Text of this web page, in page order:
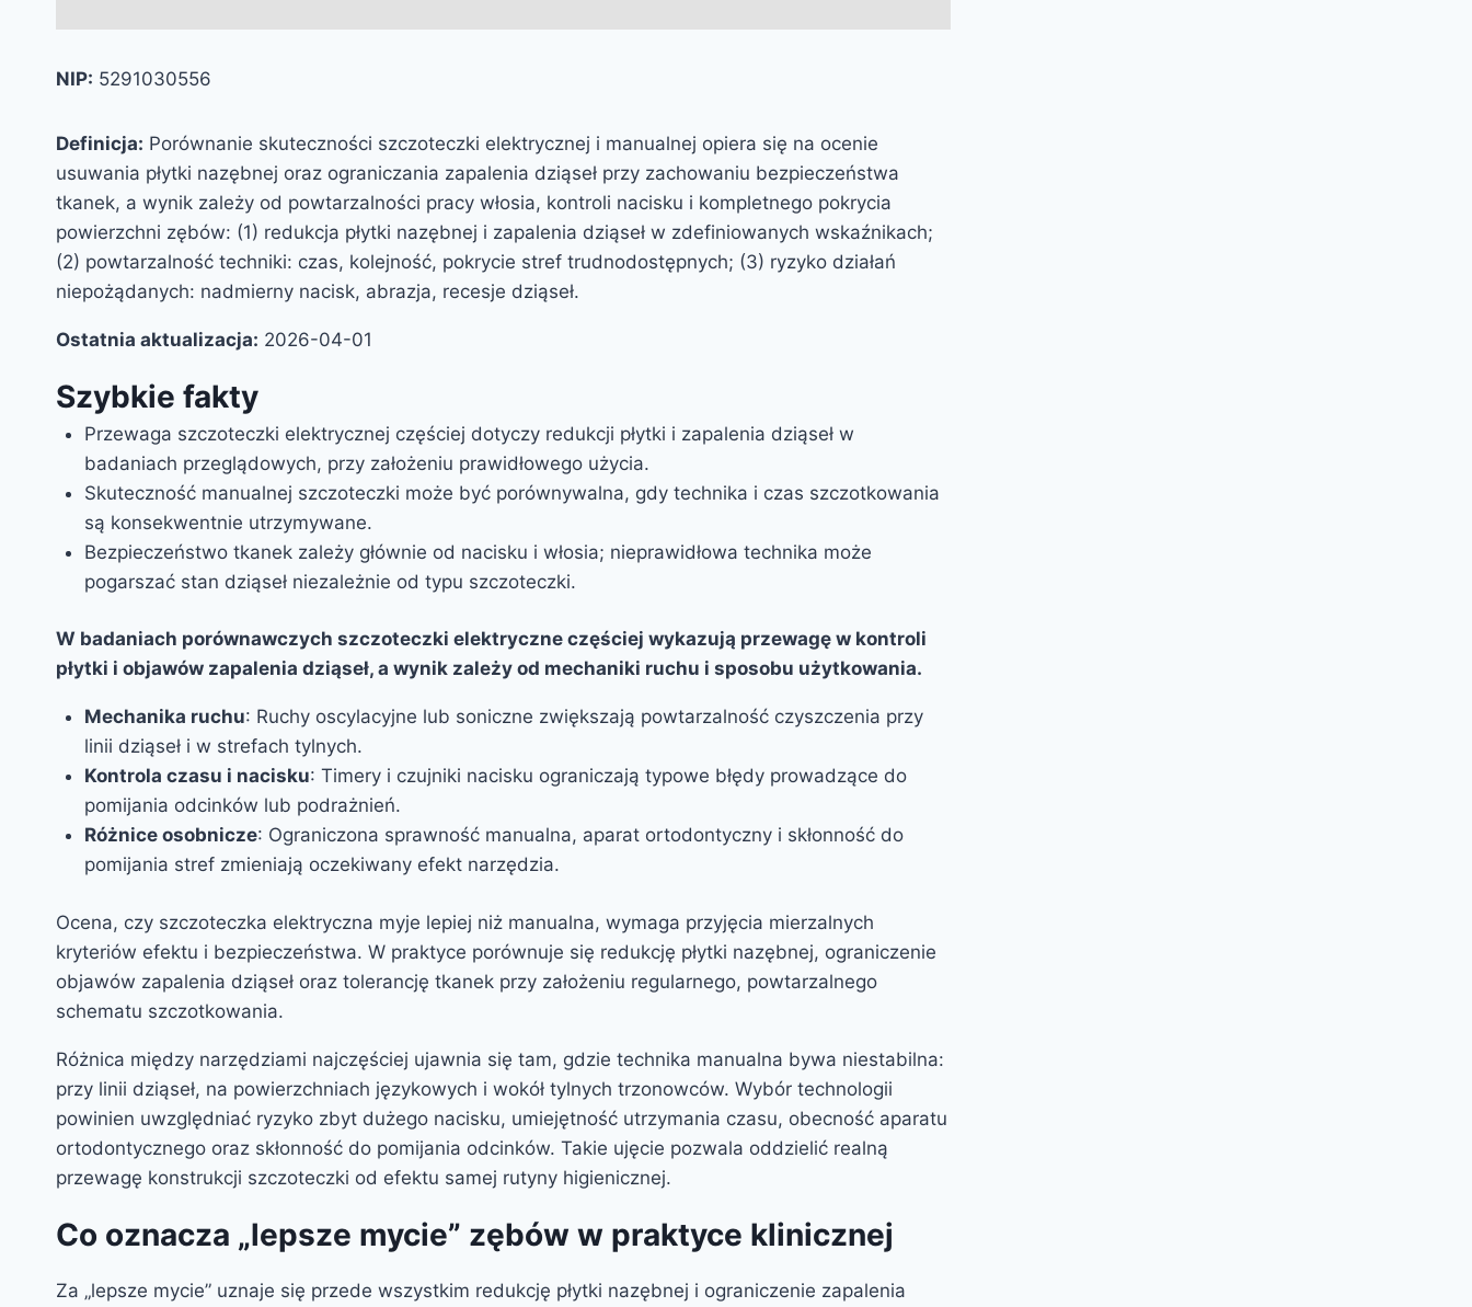
NIP: 5291030556
Definicja: Porównanie skuteczności szczoteczki elektrycznej i manualnej opiera się na ocenie
usuwania płytki nazębnej oraz ograniczania zapalenia dziąseł przy zachowaniu bezpieczeństwa
tkanek, a wynik zależy od powtarzalności pracy włosia, kontroli nacisku i kompletnego pokrycia
powierzchni zębów: (1) redukcja płytki nazębnej i zapalenia dziąseł w zdefiniowanych wskaźnikach;
(2) powtarzalność techniki: czas, kolejność, pokrycie stref trudnodostępnych; (3) ryzyko działań
niepożądanych: nadmierny nacisk, abrazja, recesje dziąseł.
Ostatnia aktualizacja: 2026-04-01
Szybkie fakty
Przewaga szczoteczki elektrycznej częściej dotyczy redukcji płytki i zapalenia dziąseł w
badaniach przeglądowych, przy założeniu prawidłowego użycia.
Skuteczność manualnej szczoteczki może być porównywalna, gdy technika i czas szczotkowania
są konsekwentnie utrzymywane.
Bezpieczeństwo tkanek zależy głównie od nacisku i włosia; nieprawidłowa technika może
pogarszać stan dziąseł niezależnie od typu szczoteczki.
W badaniach porównawczych szczoteczki elektryczne częściej wykazują przewagę w kontroli
płytki i objawów zapalenia dziąseł, a wynik zależy od mechaniki ruchu i sposobu użytkowania.
Mechanika ruchu: Ruchy oscylacyjne lub soniczne zwiększają powtarzalność czyszczenia przy
linii dziąseł i w strefach tylnych.
Kontrola czasu i nacisku: Timery i czujniki nacisku ograniczają typowe błędy prowadzące do
pomijania odcinków lub podrażnień.
Różnice osobnicze: Ograniczona sprawność manualna, aparat ortodontyczny i skłonność do
pomijania stref zmieniają oczekiwany efekt narzędzia.
Ocena, czy szczoteczka elektryczna myje lepiej niż manualna, wymaga przyjęcia mierzalnych
kryteriów efektu i bezpieczeństwa. W praktyce porównuje się redukcję płytki nazębnej, ograniczenie
objawów zapalenia dziąseł oraz tolerancję tkanek przy założeniu regularnego, powtarzalnego
schematu szczotkowania.
Różnica między narzędziami najczęściej ujawnia się tam, gdzie technika manualna bywa niestabilna:
przy linii dziąseł, na powierzchniach językowych i wokół tylnych trzonowców. Wybór technologii
powinien uwzględniać ryzyko zbyt dużego nacisku, umiejętność utrzymania czasu, obecność aparatu
ortodontycznego oraz skłonność do pomijania odcinków. Takie ujęcie pozwala oddzielić realną
przewagę konstrukcji szczoteczki od efektu samej rutyny higienicznej.
Co oznacza „lepsze mycie” zębów w praktyce klinicznej
Za „lepsze mycie” uznaje się przede wszystkim redukcję płytki nazębnej i ograniczenie zapalenia